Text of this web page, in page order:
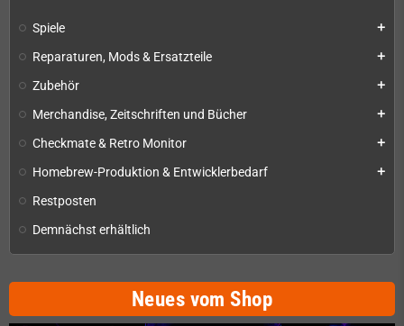
Spiele add
Reparaturen, Mods & Ersatzteile add
Zubehör add
Merchandise, Zeitschriften und Bücher add
Checkmate & Retro Monitor add
Homebrew-Produktion & Entwicklerbedarf add
Restposten
Demnächst erhältlich
Neues vom Shop